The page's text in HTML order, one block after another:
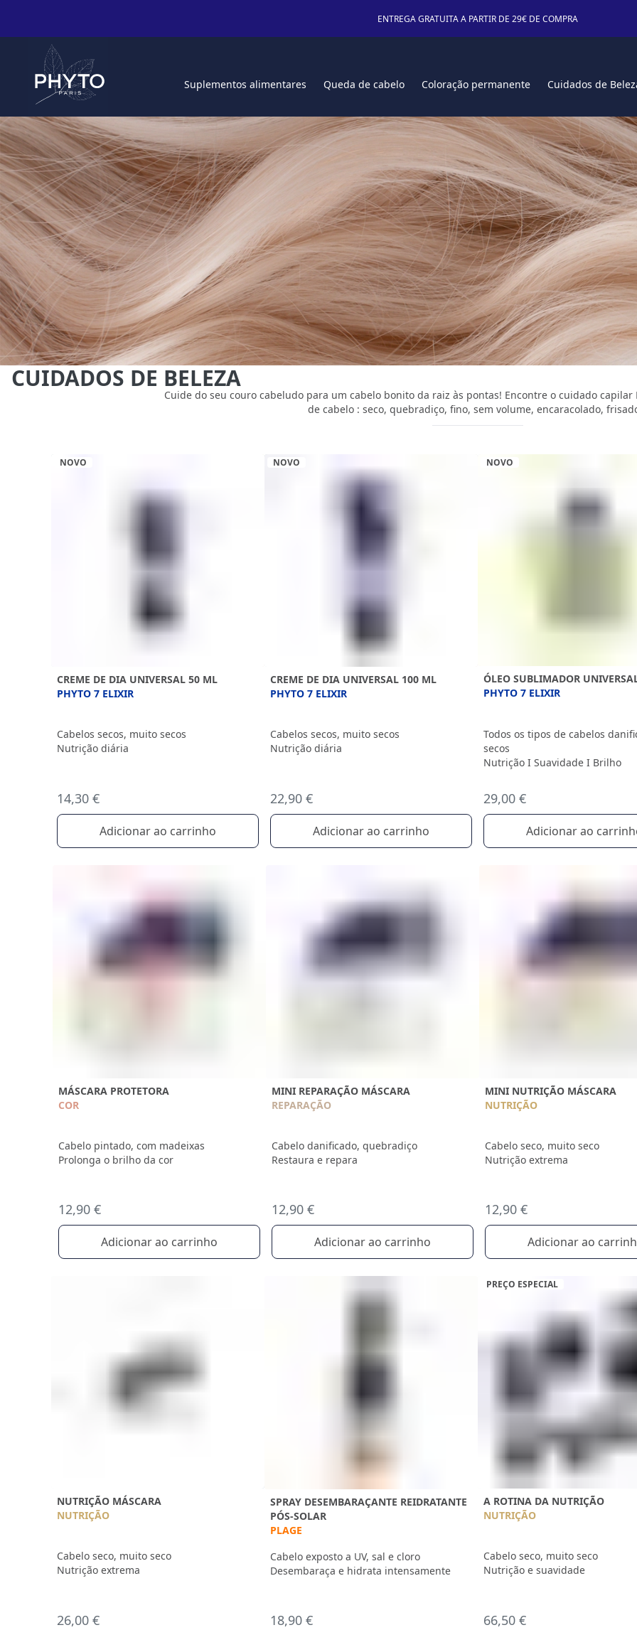
ENTREGA GRATUITA A PARTIR DE 29€ DE COMPRA
Suplementos alimentares Queda de cabelo Coloração permanente Cuidados de
CUIDADOS DE BELEZA
Cuide do seu couro cabeludo para um cabelo bonito da raiz às pontas! Encontre o cuidado capilar
de cabelo : seco, quebradiço, fino, sem volume, encaracolado,
NOVO
CREME DE DIA UNIVERSAL 50 ML
PHYTO 7 ELIXIR
Cabelos secos, muito secos
Nutrição diária
14,30 €
Adicionar ao carrinho
NOVO
CREME DE DIA UNIVERSAL 100 ML
PHYTO 7 ELIXIR
Cabelos secos, muito secos
Nutrição diária
22,90 €
Adicionar ao carrinho
NOVO
ÓLEO SUBLIMADOR
PHYTO 7 ELIXIR
Todos os tipos de cabelos
secos
Nutrição I Suavidade I Brilho
29,00 €
Adicionar ao
MÁSCARA PROTETORA
COR
Cabelo pintado, com madeixas
Prolonga o brilho da cor
12,90 €
Adicionar ao carrinho
MINI REPARAÇÃO MÁSCARA
REPARAÇÃO
Cabelo danificado, quebradiço
Restaura e repara
12,90 €
Adicionar ao carrinho
MINI NUTRIÇÃO MÁSCARA
NUTRIÇÃO
Cabelo seco, muito seco
Nutrição extrema
12,90 €
Adicionar ao
NUTRIÇÃO MÁSCARA
NUTRIÇÃO
Cabelo seco, muito seco
Nutrição extrema
26,00 €
SPRAY DESEMBARAÇANTE REIDRATANTE
PÓS-SOLAR
PLAGE
Cabelo exposto a UV, sal e cloro
Desembaraça e hidrata intensamente
18,90 €
PREÇO ESPECIAL
A ROTINA DA NUTRIÇÃO
NUTRIÇÃO
Cabelo seco, muito seco
Nutrição e suavidade
66,50 €